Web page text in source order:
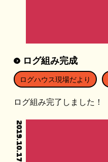
ログ組み完成
ログハウス現場だより
ログ組み完了しました！
2019.10.17